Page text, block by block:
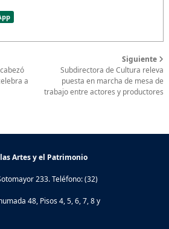
a
Siguiente
Subdirectora de Cultura releva
puesta en marcha de mesa de
trabajo entre actores y productores
Artes y el Patrimonio
233. Teléfono: (32)
48, Pisos 4, 5, 6, 7, 8 y